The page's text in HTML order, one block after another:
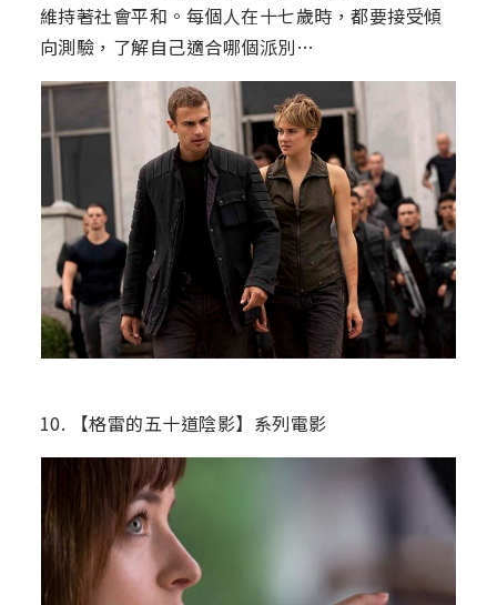
維持著社會平和。每個人在十七歲時，都要接受傾
向測驗，了解自己適合哪個派別…
10. 【格雷的五十道陰影】系列電影